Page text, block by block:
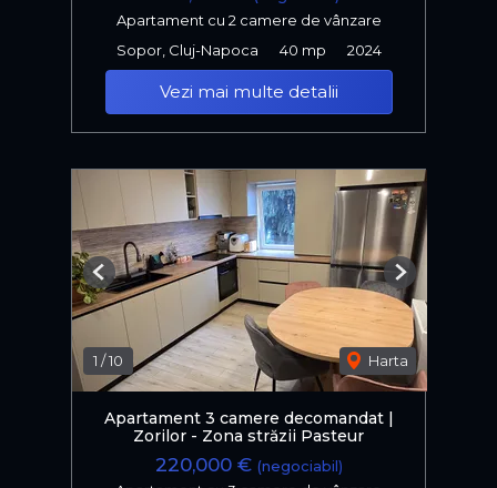
Apartament cu 2 camere de vânzare
Sopor, Cluj-Napoca
40 mp 2024
Vezi mai multe detalii
1 /10 Harta
Previous Next
Apartament 3 camere decomandat |
Zorilor - Zona străzii Pasteur
220,000 € (negociabil)